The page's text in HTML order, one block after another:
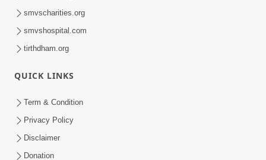
smvscharities.org
smvshospital.com
tirthdham.org
QUICK LINKS
Term & Condition
Privacy Policy
Disclaimer
Donation